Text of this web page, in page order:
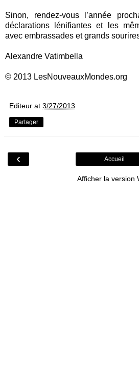
Sinon, rendez-vous l’année
déclarations lénifiantes et les
avec embrassades et grands
Alexandre Vatimbella
© 2013 LesNouveauxMondes.org
Editeur at 3/27/2013
Partager
‹ Accueil
Afficher la version